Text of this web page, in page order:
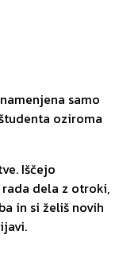
samo
oziroma
Iščejo
dela z otroki,
in si želiš novih